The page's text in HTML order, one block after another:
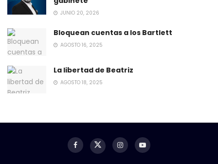
JUNIO 20, 2026
Bloquean cuentas a los Bartlett
AGOSTO 16, 2025
La libertad de Beatriz
AGOSTO 18, 2025